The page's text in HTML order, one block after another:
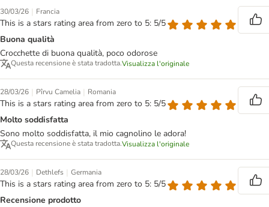
30/03/26 | Francia
This is a stars rating area from zero to 5: 5/5
Buona qualità
Crocchette di buona qualità, poco odorose
Questa recensione è stata tradotta.Visualizza l'originale
28/03/26 | Pîrvu Camelia | Romania
This is a stars rating area from zero to 5: 5/5
Molto soddisfatta
Sono molto soddisfatta, il mio cagnolino le adora!
Questa recensione è stata tradotta.Visualizza l'originale
28/03/26 | Dethlefs | Germania
This is a stars rating area from zero to 5: 5/5
Recensione prodotto